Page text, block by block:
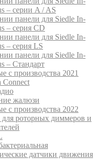
– серии A / AS
панели для Siedle In-
– серия CD
панели для Siedle In-
– серия LS
панели для Siedle In-
– Стандарт
с производства 2021
Connect
жалюзи
с производства 2022
роторных диммеров и
датчики движения